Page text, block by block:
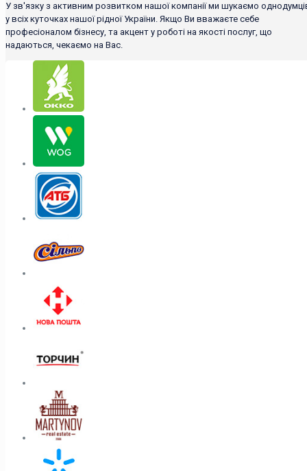
У зв'язку з активним розвитком нашої компанії ми шукаємо
у всіх куточках нашої рідної України. Якщо Ви вважаєте себе
професіоналом бізнесу, та акцент у роботі на якості послуг, що
надаються, чекаємо на Вас.